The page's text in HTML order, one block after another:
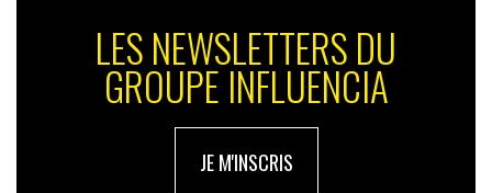
LES NEWSLETTERS DU
GROUPE INFLUENCIA
JE M'INSCRIS